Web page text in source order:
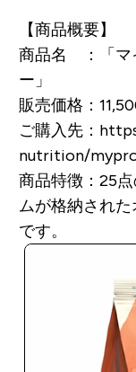
【商品概要】
商品名 ：「マ
ー」
販売価格：
ご購入先：
nutrition/
商品特徴：25
ムが格納され
です。